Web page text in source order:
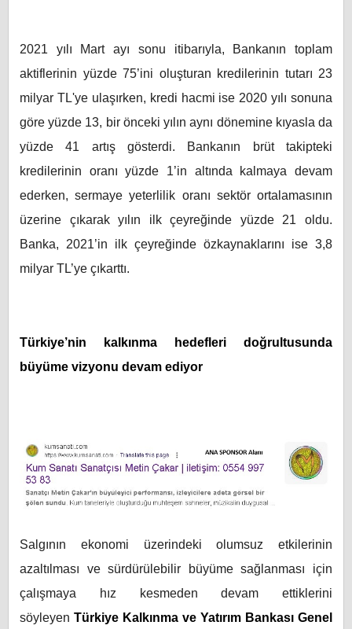
2021 yılı Mart ayı sonu itibarıyla, Bankanın toplam
aktiflerinin yüzde 75’ini oluşturan kredilerinin tutarı 23
milyar TL'ye ulaşırken, kredi hacmi ise 2020 yılı sonuna
göre yüzde 13, bir önceki yılın aynı dönemine kıyasla da
yüzde 41 artış gösterdi. Bankanın brüt takipteki
kredilerinin oranı yüzde 1’in altında kalmaya devam
ederken, sermaye yeterlilik oranı sektör ortalamasının
üzerine çıkarak yılın ilk çeyreğinde yüzde 21 oldu.
Banka, 2021’in ilk çeyreğinde özkaynaklarını ise 3,8
milyar TL’ye çıkarttı.
Türkiye’nin kalkınma hedefleri doğrultusunda
büyüme vizyonu devam ediyor
Salgının ekonomi üzerindeki olumsuz etkilerinin
azaltılması ve sürdürülebilir büyüme sağlanması için
çalışmaya hız kesmeden devam ettiklerini
söyleyen Türkiye Kalkınma ve Yatırım Bankası Genel